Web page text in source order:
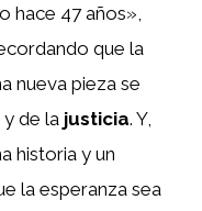
hace 47 años»,
que la
nueva pieza se
y de la justicia. Y,
historia y un
la esperanza sea